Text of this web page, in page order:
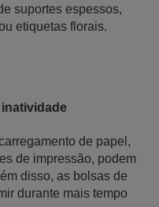
suportes espessos,
etiquetas florais.
inatividade
de papel,
de impressão, podem
disso, as bolsas de
durante mais tempo